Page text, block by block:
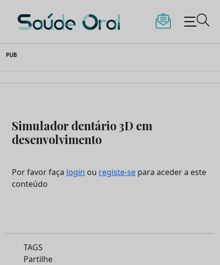
to
content
Saúde Oral
PUB
Simulador dentário 3D em
desenvolvimento
Por favor faça login ou registe-se para aceder a este
conteúdo
TAGS
Partilhe